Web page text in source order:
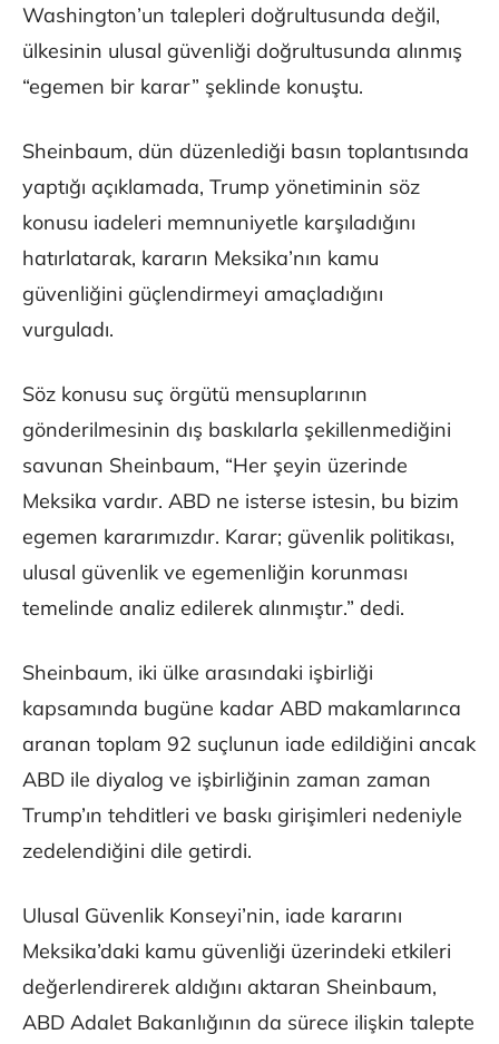
Washington’un talepleri doğrultusunda değil,
ülkesinin ulusal güvenliği doğrultusunda alınmış
“egemen bir karar” şeklinde konuştu.
Sheinbaum, dün düzenlediği basın toplantısında
yaptığı açıklamada, Trump yönetiminin söz
konusu iadeleri memnuniyetle karşıladığını
hatırlatarak, kararın Meksika’nın kamu
güvenliğini güçlendirmeyi amaçladığını
vurguladı.
Söz konusu suç örgütü mensuplarının
gönderilmesinin dış baskılarla şekillenmediğini
savunan Sheinbaum, “Her şeyin üzerinde
Meksika vardır. ABD ne isterse istesin, bu bizim
egemen kararımızdır. Karar; güvenlik politikası,
ulusal güvenlik ve egemenliğin korunması
temelinde analiz edilerek alınmıştır.” dedi.
Sheinbaum, iki ülke arasındaki işbirliği
kapsamında bugüne kadar ABD makamlarınca
aranan toplam 92 suçlunun iade edildiğini ancak
ABD ile diyalog ve işbirliğinin zaman zaman
Trump’ın tehditleri ve baskı girişimleri nedeniyle
zedelendiğini dile getirdi.
Ulusal Güvenlik Konseyi’nin, iade kararını
Meksika’daki kamu güvenliği üzerindeki etkileri
değerlendirerek aldığını aktaran Sheinbaum,
ABD Adalet Bakanlığının da sürece ilişkin talepte